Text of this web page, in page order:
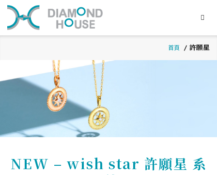
首頁 許願星
NEW – wish star 許願星 系